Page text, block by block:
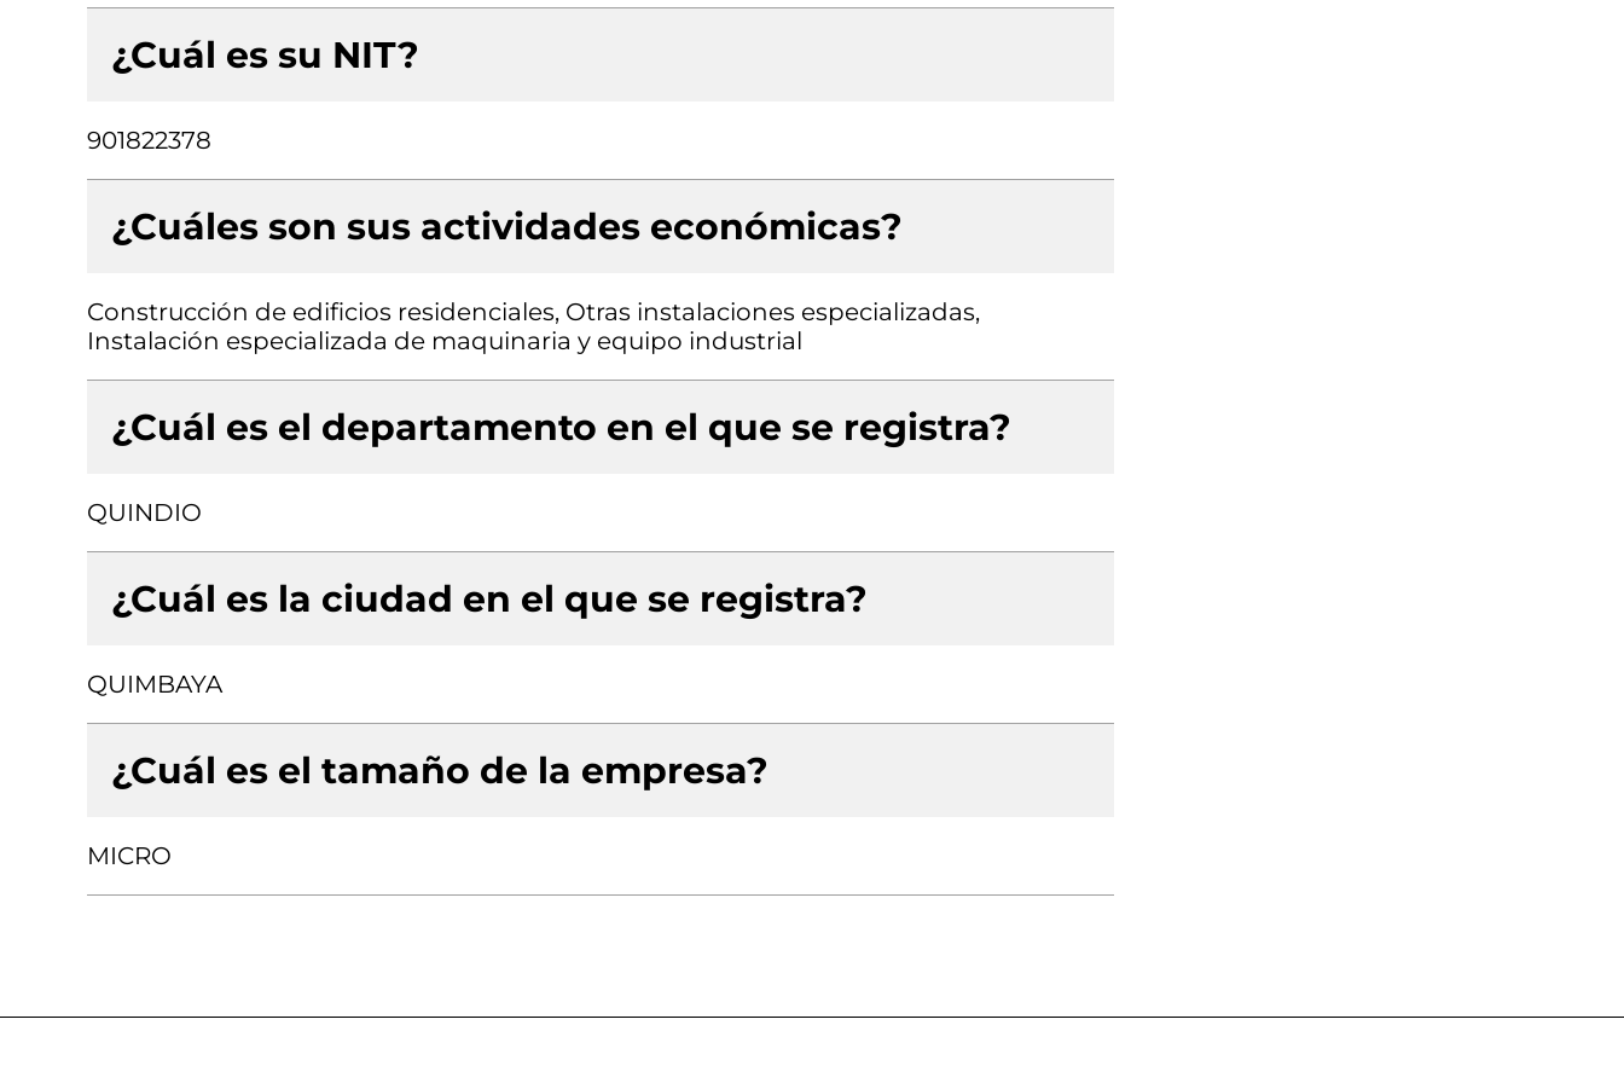
¿Cuál es su NIT?
901822378
¿Cuáles son sus actividades económicas?
Construcción de edificios residenciales, Otras instalaciones especializadas,
Instalación especializada de maquinaria y equipo industrial
¿Cuál es el departamento en el que se registra?
QUINDIO
¿Cuál es la ciudad en el que se registra?
QUIMBAYA
¿Cuál es el tamaño de la empresa?
MICRO